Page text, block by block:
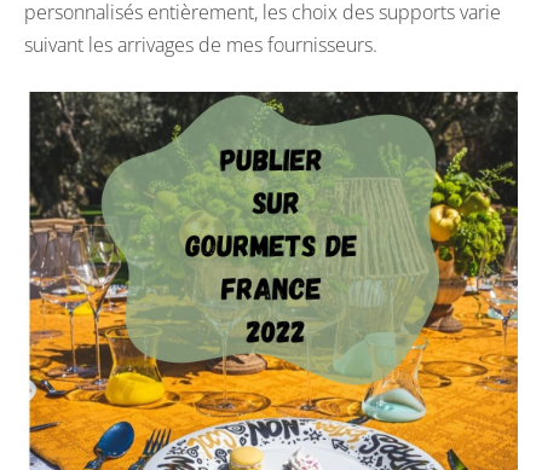
personnalisés entièrement, les choix des supports varie
suivant les arrivages de mes fournisseurs.